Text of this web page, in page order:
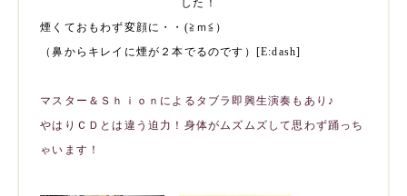
した！
煙くておもわず変顔に・・(≧ｍ≦）
（鼻からキレイに煙が２本でるのです） [E:dash]
マスター＆Ｓｈｉｏｎによるタブラ即興生演奏もあり♪
やはりＣＤとは違う迫力！身体がムズムズして思わず踊っち
ゃいます！